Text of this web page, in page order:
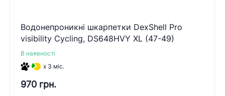
Водонепроникні шкарпетки DexShell Pro
visibility Cycling, DS648HVY XL (47-49)
В наявності
x 3 міс.
970 грн.